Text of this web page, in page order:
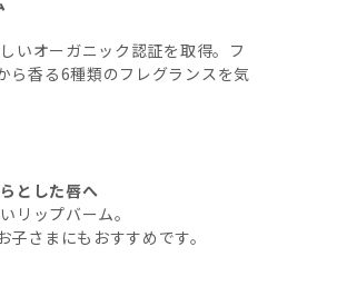
いオーガニック認証を取得。フ
ら香る6種類のフレグランスを気
とした唇へ
リップバーム。
さまにもおすすめです。